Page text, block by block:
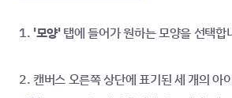
1. '모양' 탭에 들어가 원하는 모양을 선택합
2. 캔버스 오른쪽 상단에 표기된 세 개의 아